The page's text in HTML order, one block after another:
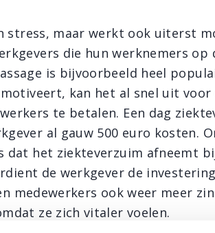
stress, maar werkt ook uiterst
die hun werknemers op
is bijvoorbeeld heel
kan het al snel uit voor
te betalen. Een dag
al gauw 500 euro kosten.
dat het ziekteverzuim afneemt
de werkgever de
medewerkers ook weer meer
ze zich vitaler voelen.